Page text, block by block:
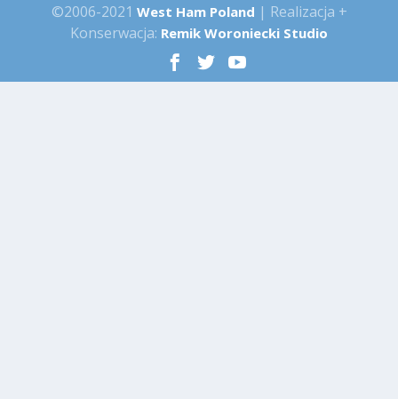
©2006-2021 West Ham Poland | Realizacja +
Konserwacja: Remik Woroniecki Studio